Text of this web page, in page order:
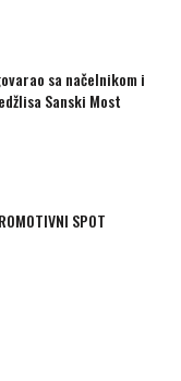
sa načelnikom i
Sanski Most
SPOT